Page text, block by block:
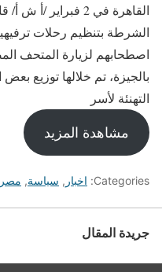
القاهرة في 2
الشرطة بتنظيم رحلات
اصطحابهم لزيارة المتحف
بالجيزة، تم خلالها توزيع بعض
التهنئة لأسر
مشاهدة المزيد
Categories: اخبار , سياسة, مصر
جريدة المقال